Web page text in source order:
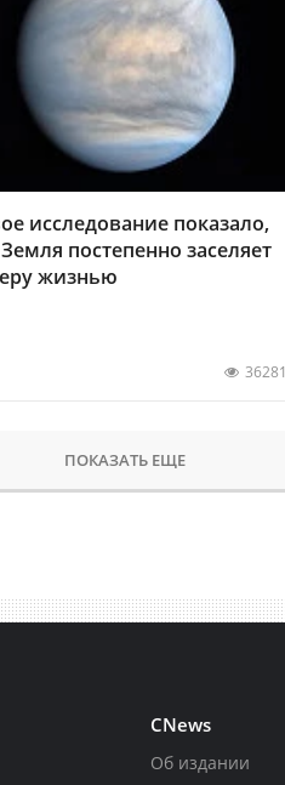
исследование показало,
постепенно заселяет
жизнью
36281
ПОКАЗАТЬ ЕЩЕ
CNews
Об издании